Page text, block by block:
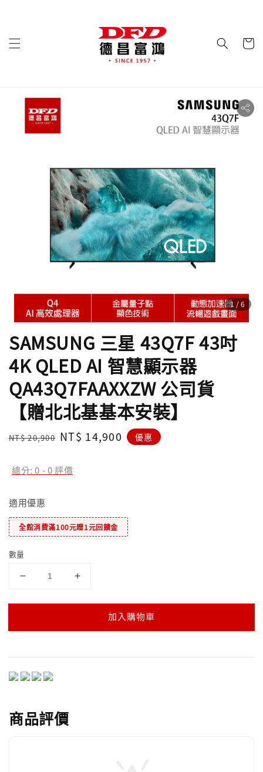
1 /6
SAMSUNG 三星 43Q7F 43吋
4K QLED AI 智慧顯示器
QA43Q7FAAXXZW 公司貨
【贈北北基基本安裝】
Regular
NT$ 20,900 Sale
NT$ 14,900 優惠
總分:0 -0評價
適用優惠
全館消費滿100元贈1元回饋金
數量
加入購物車
商品評價